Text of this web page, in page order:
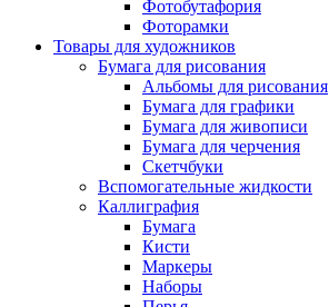
Фотобутафория
Фоторамки
Товары для художников
Бумага для рисования
Альбомы для рисования
Бумага для графики
Бумага для живописи
Бумага для черчения
Скетчбуки
Вспомогательные жидкости
Каллиграфия
Бумага
Кисти
Маркеры
Наборы